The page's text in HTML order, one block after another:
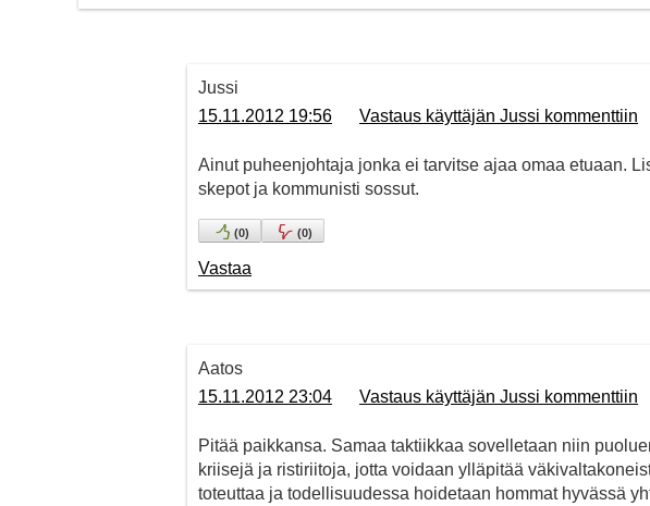
Jussi
15.11.2012 19:56
Vastaus käyttäjän Jussi kommenttiin
Ainut puheenjohtaja jonka ei tarvitse ajaa omaa etuaan.
skepot ja kommunisti sossut.
(0) (0)
Vastaa
Aatos
15.11.2012 23:04
Vastaus käyttäjän Jussi kommenttiin
Pitää paikkansa. Samaa taktiikkaa sovelletaan niin
kriisejä ja ristiriitoja, jotta voidaan ylläpitää
toteuttaa ja todellisuudessa hoidetaan hommat hyvässä